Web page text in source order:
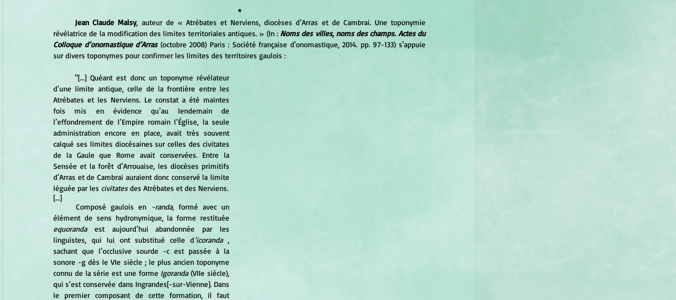
*
Jean Claude Malsy, auteur de « Atrébates et Nerviens, diocèses d’Arras et de Cambrai. Une toponymie
révélatrice de la modification des limites territoriales antiques. » (In : Noms des villes, noms des champs. Actes du
Colloque d’onomastique d’Arras (octobre 2008) Paris : Société française d'onomastique, 2014. pp. 97-133) s'appuie
sur divers toponymes pour confirmer les limites des territoires gaulois :
	"[...] Quéant est donc un toponyme révélateur
d’une limite antique, celle de la frontière entre les
Atrébates et les Nerviens. Le constat a été maintes
fois mis en évidence qu’au lendemain de
l’effondrement de l’Empire romain l’Église, la seule
administration encore en place, avait très souvent
calqué ses limites diocésaines sur celles des civitates
de la Gaule que Rome avait conservées. Entre la
Sensée et la forêt d’Arrouaise, les diocèses primitifs
d’Arras et de Cambrai auraient donc conservé la limite
léguée par les civitates des Atrébates et des Nerviens.
[...]
	Composé gaulois en
-randa, formé avec un
equoranda est aujourd’hui abandonnée par les
linguistes, qui lui ont substitué celle d’icoranda ,
sachant que l’occlusive sourde -c est passée à la
sonore -g dès le VIe siècle ; le plus ancien toponyme
connu de la série est une forme Igoranda (VIIe siècle),
qui s’est conservée dans Ingrandes[-sur-Vienne]. Dans
le premier composant de cette formation, il faut